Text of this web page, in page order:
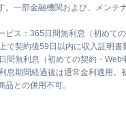
。一部金融機関および、メンテ
ビス：365日間無利息（初めて
で契約後59日以内に収入証明書
間無利息（初めての契約・Web
息期間経過後は通常金利適用。
との併用不可。